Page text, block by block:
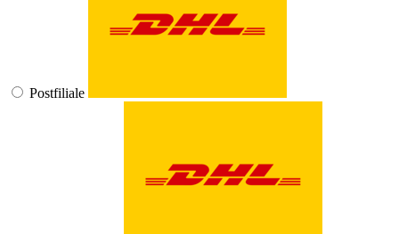
Postfiliale